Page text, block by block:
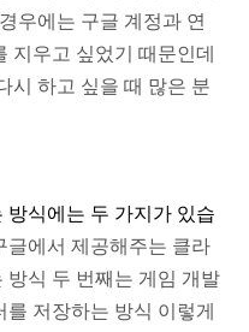
우에는 구글 계정과 연
지우고 싶었기 때문인데
시 하고 싶을 때 많은 분
방식에는 두 가지가 있습
글에서 제공해주는 클라
방식 두 번째는 게임 개발
를 저장하는 방식 이렇게